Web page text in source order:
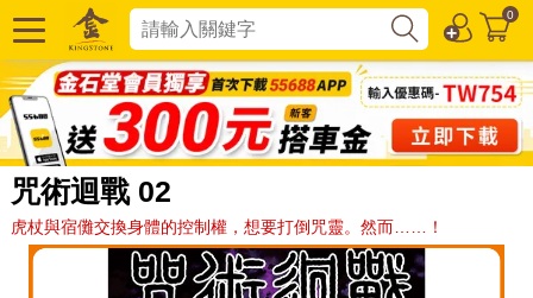
0
咒術迴戰 02
虎杖與宿儺交換身體的控制權，想要打倒咒靈。然而……！